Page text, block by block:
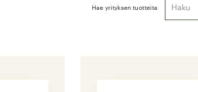
Hae yrityksen tuotteita